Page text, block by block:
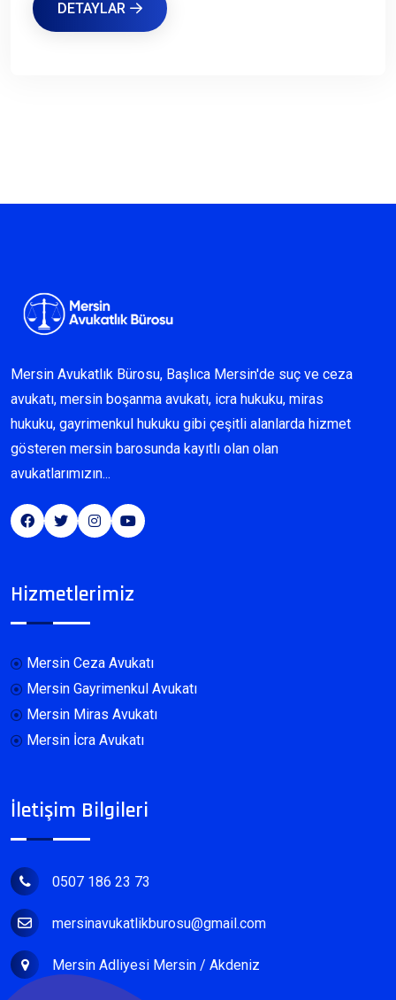
DETAYLAR
Mersin Avukatlık Bürosu, Başlıca Mersin'de suç ve ceza
avukatı, mersin boşanma avukatı, icra hukuku, miras
hukuku, gayrimenkul hukuku gibi çeşitli alanlarda hizmet
gösteren mersin barosunda kayıtlı olan olan
avukatlarımızın...
Hizmetlerimiz
Mersin Ceza Avukatı
Mersin Gayrimenkul Avukatı
Mersin Miras Avukatı
Mersin İcra Avukatı
İletişim Bilgileri
0507 186 23 73
mersinavukatlikburosu@gmail.com
Mersin Adliyesi Mersin / Akdeniz